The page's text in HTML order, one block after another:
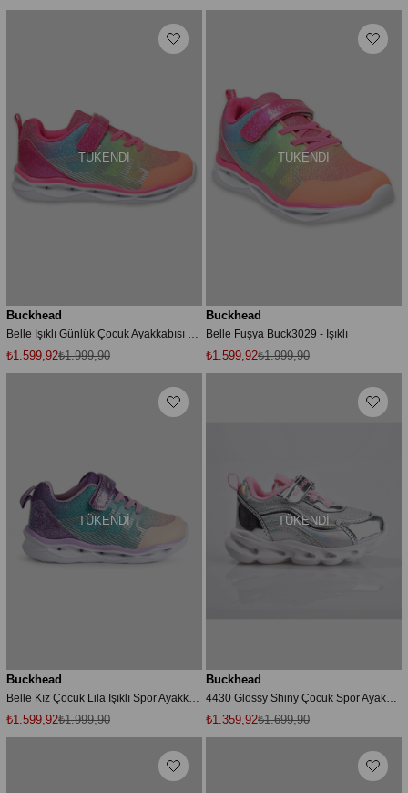
TÜKENDI
Buckhead
Belle Işıklı Günlük Çocuk Ayakkabısı BUCK3029Fuchsia
₺1.599,92₺1.999,90
TÜKENDI
Buckhead
Belle Fuşya Buck3029 - Işıklı
₺1.599,92₺1.999,90
TÜKENDI
Buckhead
₺1.599,92₺1.999,90
TÜKENDI
Buckhead
₺1.359,92₺1.699,90